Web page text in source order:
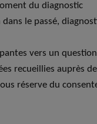
du diagnostic
le passé,
vers un
recueillies auprès
réserve du